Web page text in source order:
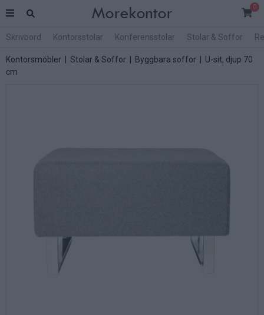
0
Skrivbord Kontorsstolar Konferensstolar Stolar & Soffor
Kontorsmöbler Stolar & Soffor Byggbara soffor
U-sit, djup 70
cm